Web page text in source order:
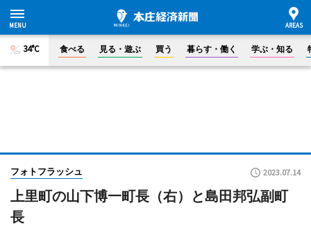
34°C 食べる 見る・遊ぶ 買う 暮らす・働く 学ぶ・知る
フォトフラッシュ 2023.07.14
上里町の山下博一町長（右）と島田邦弘副町
長